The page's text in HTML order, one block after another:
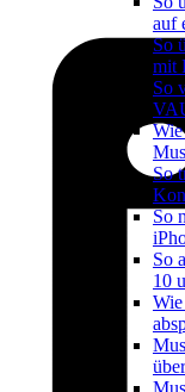
auf
So
mit
So
So
So
So
10